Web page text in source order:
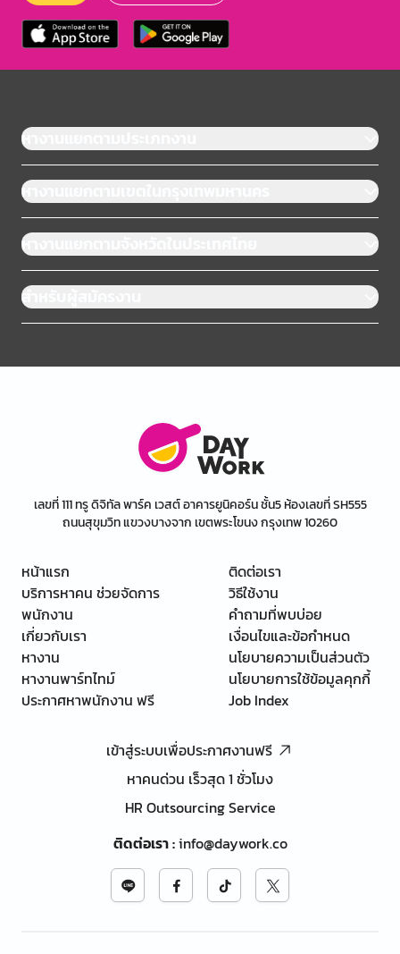
หางานแยกตามประเภทงาน
หางานแยกตามเขตในกรุงเทพมหานคร
หางานแยกตามจังหวัดในประเทศไทย
สำหรับผู้สมัครงาน
เลขที่ 111 ทรู ดิจิทัล พาร์ค เวสต์ อาคารยูนิคอร์น ชั้น5 ห้องเลขที่ SH555
ถนนสุขุมวิท แขวงบางจาก เขตพระโขนง กรุงเทพ 10260
หน้าแรก
บริการหาคน ช่วยจัดการ
พนักงาน
เกี่ยวกับเรา
หางาน
หางานพาร์ทไทม์
ประกาศหาพนักงาน ฟรี
ติดต่อเรา
วิธีใช้งาน
คำถามที่พบบ่อย
เงื่อนไขและข้อกำหนด
นโยบายความเป็นส่วนตัว
นโยบายการใช้ข้อมูลคุกกี้
Job Index
เข้าสู่ระบบเพื่อประกาศงานฟรี
หาคนด่วน เร็วสุด 1 ชั่วโมง
HR Outsourcing Service
ติดต่อเรา:info@daywork.co